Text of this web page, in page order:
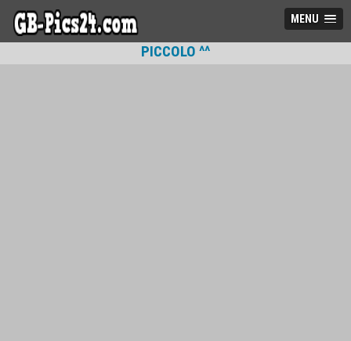
MENU
PICCOLO ^^